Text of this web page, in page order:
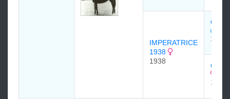
IMPERATRICE
1938
1938
1927
1934